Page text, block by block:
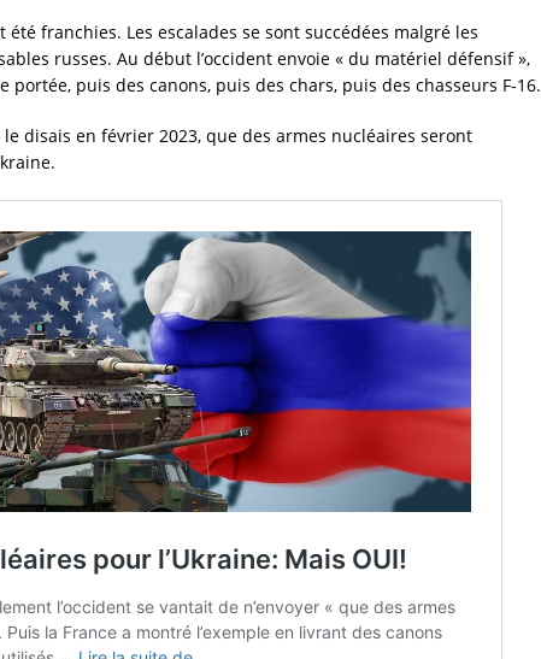
franchies. Les escalades se sont succédées malgré les
russes. Au début l’occident envoie « du matériel défensif »,
portée, puis des canons, puis des chars, puis des chasseurs F-16.
disais en février 2023, que des armes nucléaires seront